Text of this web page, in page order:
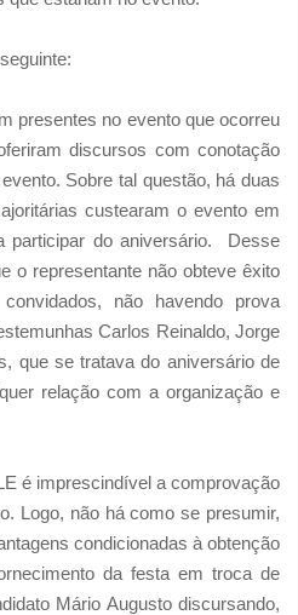
presentes no evento que ocorreu
discursos com conotação
Sobre tal questão, há duas
custearam o evento em
do aniversário.
Desse
o representante não obteve êxito
não havendo prova
Carlos Reinaldo, Jorge
que se tratava do aniversário de
relação com a organização e
é imprescindível a comprovação
Logo, não há como se presumir,
condicionadas à obtenção
da festa em troca de
Mário Augusto discursando,